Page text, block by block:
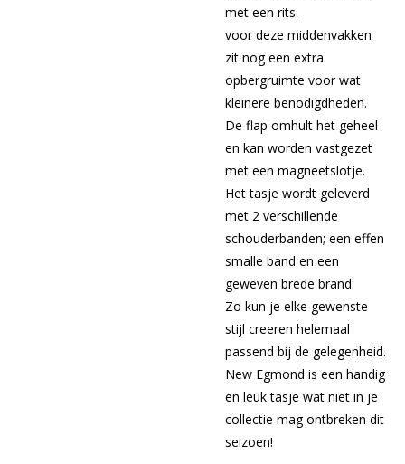
met een rits.
voor deze middenvakken
zit nog een extra
opbergruimte voor wat
kleinere benodigdheden.
De flap omhult het geheel
en kan worden vastgezet
met een magneetslotje.
Het tasje wordt geleverd
met 2 verschillende
schouderbanden; een effen
smalle band en een
geweven brede brand.
Zo kun je elke gewenste
stijl creeren helemaal
passend bij de gelegenheid.
New Egmond is een handig
en leuk tasje wat niet in je
collectie mag ontbreken dit
seizoen!